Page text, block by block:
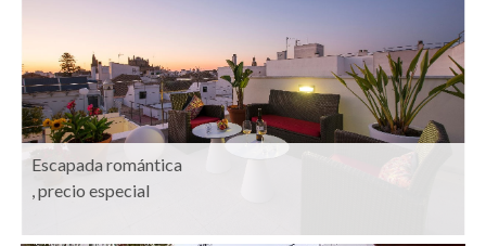
Escapada romántica
, precio especial